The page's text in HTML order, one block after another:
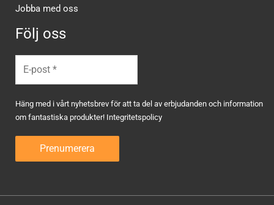
Jobba med oss
Följ oss
Häng med i vårt nyhetsbrev för att ta del av erbjudanden och information
om fantastiska produkter! Integritetspolicy